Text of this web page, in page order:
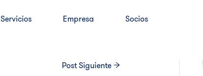
Servicios Empresa Socios
PostSiguiente